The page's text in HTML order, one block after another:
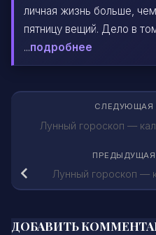
личная жизнь больше,
пятницу вещий. Дело в
...подробнее
СЛЕДУЮЩАЯ
Лунный гороскоп —
Лунный гороскоп —
ДОБАВИТЬ